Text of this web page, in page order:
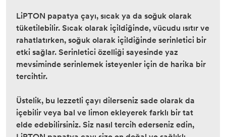
LiPTON papatya çayı, sıcak ya da soğuk olarak
tüketilebilir. Sıcak olarak içildiğinde, vücudu ısıtır ve
rahatlatırken, soğuk olarak içildiğinde serinletici bir
etki sağlar. Serinletici özelliği sayesinde yaz
mevsiminde serinlemek isteyenler için de harika bir
tercihtir.
Üstelik, bu lezzetli çayı dilerseniz sade olarak da
içebilir veya bal ve limon ekleyerek farklı bir tat
elde edebilirsiniz. Siz nasıl tercih ederseniz edin,